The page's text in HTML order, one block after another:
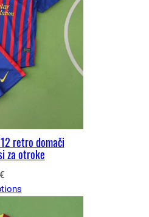
retro domači
za otroke
€